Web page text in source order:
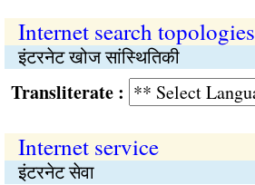
Internet search topologies
इंटरनेट खोज सांस्थितिकी
:
Internet service
इंटरनेट सेवा